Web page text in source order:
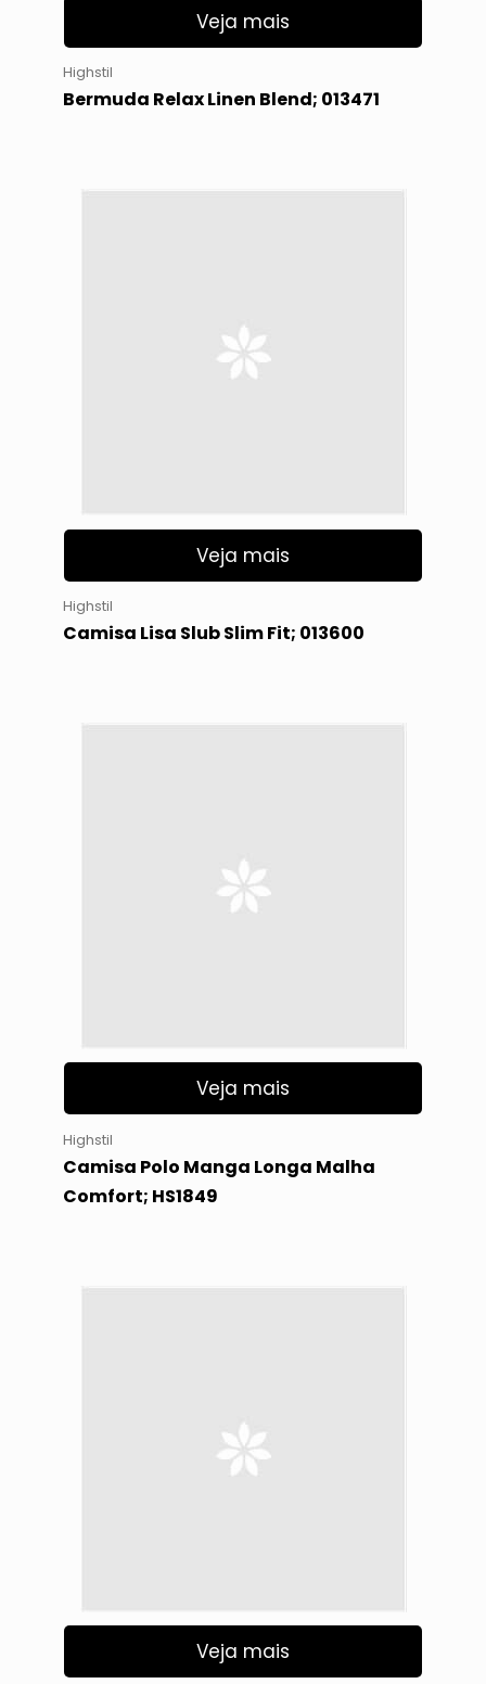
Veja mais
Highstil
Bermuda Relax Linen Blend; 013471
Veja mais
Highstil
Camisa Lisa Slub Slim Fit; 013600
Veja mais
Highstil
Camisa Polo Manga Longa Malha
Comfort; HS1849
Veja mais